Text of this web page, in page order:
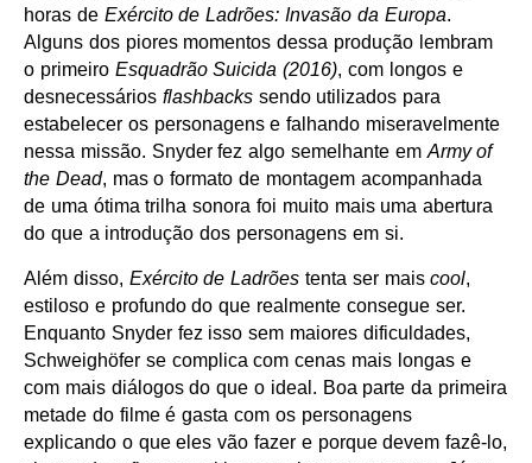
horas de Exército de Ladrões: Invasão da Europa.
Alguns dos piores momentos dessa produção lembram
o primeiro Esquadrão Suicida (2016), com longos e
desnecessários flashbackssendo utilizados para
estabelecer os personagens e falhando miseravelmente
nessa missão. Snyder fez algo semelhante em Army of
the Dead, mas o formato de montagem acompanhada
de uma ótima trilha sonora foi muito mais uma abertura
do que a introdução dos personagens em si.
Além disso, Exército de Ladrões tenta ser maiscool,
estiloso e profundo do que realmente consegue ser.
Enquanto Snyder fez isso sem maiores dificuldades,
Schweighöfer se complica com cenas mais longas e
com mais diálogos do que o ideal. Boa parte da primeira
metade do filme é gasta com os personagens
explicando o que eles vão fazer e porque devem fazê-lo,